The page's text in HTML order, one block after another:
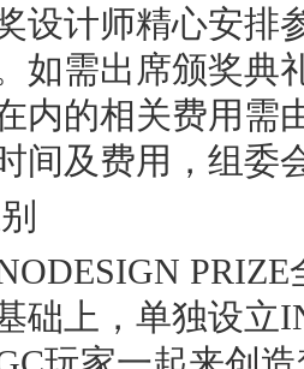
设计师精心安排
如需出席颁奖典
内的相关费用需
间及费用，组委
础上，单独设立